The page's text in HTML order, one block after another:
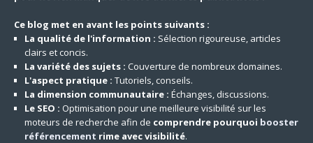
Ce blog met en avant les points suivants :
La qualité de l'information : Sélection rigoureuse, articles
clairs et concis.
La variété des sujets : Couverture de nombreux domaines.
L'aspect pratique : Tutoriels, conseils.
La dimension communautaire : Échanges, discussions.
Le SEO : Optimisation pour une meilleure visibilité sur les
moteurs de recherche afin de comprendre pourquoi booster
référencement rime avec visibilité.